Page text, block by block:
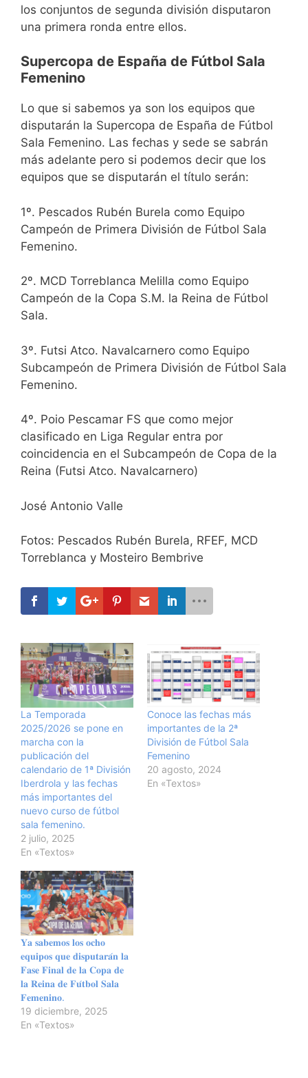
los conjuntos de segunda división disputaron
una primera ronda entre ellos.
Supercopa de España de Fútbol Sala
Femenino
Lo que si sabemos ya son los equipos que
disputarán la Supercopa de España de Fútbol
Sala Femenino. Las fechas y sede se sabrán
más adelante pero si podemos decir que los
equipos que se disputarán el título serán:
1º. Pescados Rubén Burela como Equipo
Campeón de Primera División de Fútbol Sala
Femenino.
2º. MCD Torreblanca Melilla como Equipo
Campeón de la Copa S.M. la Reina de Fútbol
Sala.
3º. Futsi Atco. Navalcarnero como Equipo
Subcampeón de Primera División de Fútbol Sala
Femenino.
4º. Poio Pescamar FS que como mejor
clasificado en Liga Regular entra por
coincidencia en el Subcampeón de Copa de la
Reina (Futsi Atco. Navalcarnero)
José Antonio Valle
Fotos: Pescados Rubén Burela, RFEF, MCD
Torreblanca y Mosteiro Bembrive
La Temporada
2025/2026 se pone en
marcha con la
publicación del
calendario de 1ª División
Iberdrola y las fechas
más importantes del
nuevo curso de fútbol
sala femenino.
2 julio, 2025
En «Textos»
Conoce las fechas más
importantes de la 2ª
División de Fútbol Sala
Femenino
20 agosto, 2024
En «Textos»
𝐘𝐚 𝐬𝐚𝐛𝐞𝐦𝐨𝐬 𝐥𝐨𝐬 𝐨𝐜𝐡𝐨
𝐞𝐪𝐮𝐢𝐩𝐨𝐬 𝐪𝐮𝐞 𝐝𝐢𝐬𝐩𝐮𝐭𝐚𝐫𝐚́𝐧 𝐥𝐚
𝐅𝐚𝐬𝐞 𝐅𝐢𝐧𝐚𝐥 𝐝𝐞 𝐥𝐚 𝐂𝐨𝐩𝐚 𝐝𝐞
𝐥𝐚 𝐑𝐞𝐢𝐧𝐚 𝐝𝐞 𝐅𝐮́𝐭𝐛𝐨𝐥 𝐒𝐚𝐥𝐚
𝐅𝐞𝐦𝐞𝐧𝐢𝐧𝐨.
19 diciembre, 2025
En «Textos»